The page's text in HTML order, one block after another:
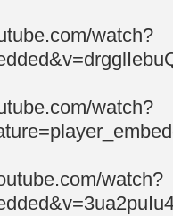
watch?
watch?
watch?